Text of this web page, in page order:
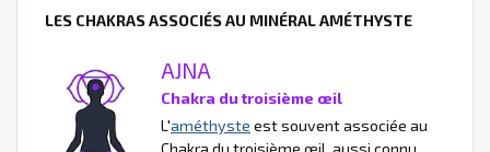
LES CHAKRAS ASSOCIÉS AU MINÉRAL AMÉTHYSTE
AJNA
Chakra du troisième œil
L'améthyste est souvent associée au
Chakra du troisième œil, aussi connu